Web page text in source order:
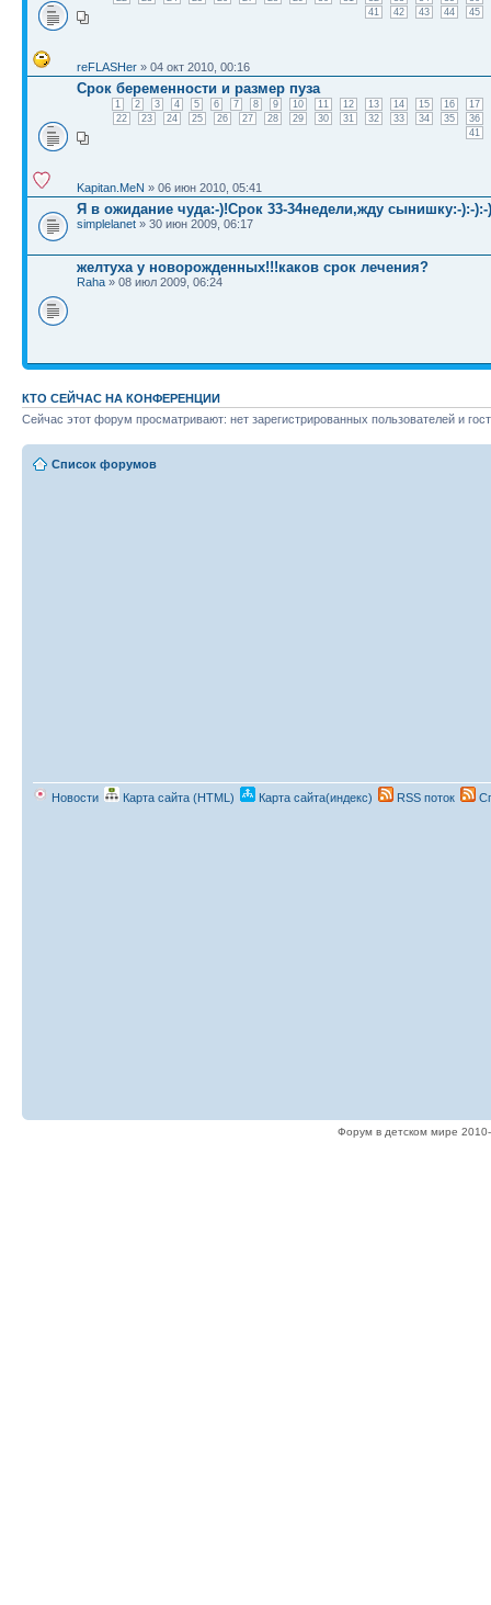
41
42 43 44 45
reFLASHer » 04 окт 2010, 00:16
Срок беременности и размер пуза
1 2 3 4 5 6 7 8 9 10 11 12 13 14 15 16
17
22
23 24 25 26 27 28 29 30 31 32 33 34 35
36
41
Kapitan.MeN » 06 июн 2010, 05:41
Я в ожидание чуда:-)!Срок 33-34недели,жду сынишку:-):-):-
simplelanet » 30 июн 2009, 06:17
желтуха у новорожденных!!!каков срок лечения?
Raha » 08 июл 2009, 06:24
КТО СЕЙЧАС НА КОНФЕРЕНЦИИ
Сейчас этот форум просматривают: нет зарегистрированных пользователей и
Список форумов
Новости Карта сайта (HTML) Карта сайта(индекс) RSS поток
Форум в детском мире